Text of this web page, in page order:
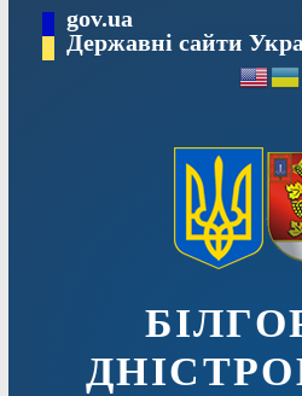
вмісту
gov.ua
Державні сайти